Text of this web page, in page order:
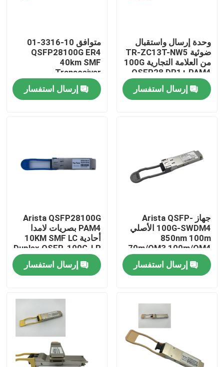
مسكن
جولة في المعمل
اتصل بنا
أخبار
وحدة بصرية 400G/800G
وحدة 100G QSFP28
وحدة إرسال واستقبال
ضوئية TR-ZC13T-NW5
من العلامة التجارية 100G
QSFP28 DR1+ PAM4
500M
إرسال استفسار
متوافق 10-3316-01
QSFP28100G ER4
40km SMF
Transceiver
إرسال استفسار
جهاز Arista QSFP-
100G-SWDM4 الأصلي
850nm 100m
70m/OM3 100m/OM4
ناقل MMF مزدوج
إرسال استفسار
Arista QSFP28100G
PAM4 بصريات لامدا
أحادية 10KM SMF LC
Duplex QSFP-100G-LR
إرسال استفسار